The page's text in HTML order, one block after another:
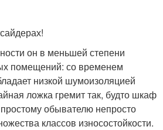
он в меньшей степени
помещений: со временем
низкой шумоизоляцией
ложка гремит так, будто шкаф
обывателю непросто
классов износостойкости.